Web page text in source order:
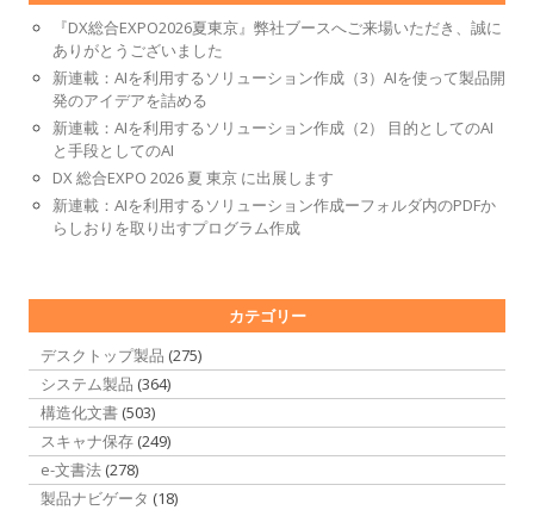
『DX総合EXPO2026夏東京』弊社ブースへご来場いただき、誠に
ありがとうございました
新連載：AIを利用するソリューション作成（3）AIを使って製品開
発のアイデアを詰める
新連載：AIを利用するソリューション作成（2） 目的としてのAI
と手段としてのAI
DX 総合EXPO 2026 夏 東京 に出展します
新連載：AIを利用するソリューション作成ーフォルダ内のPDFか
らしおりを取り出すプログラム作成
カテゴリー
デスクトップ製品 (275)
システム製品 (364)
構造化文書 (503)
スキャナ保存 (249)
e-文書法 (278)
製品ナビゲータ (18)